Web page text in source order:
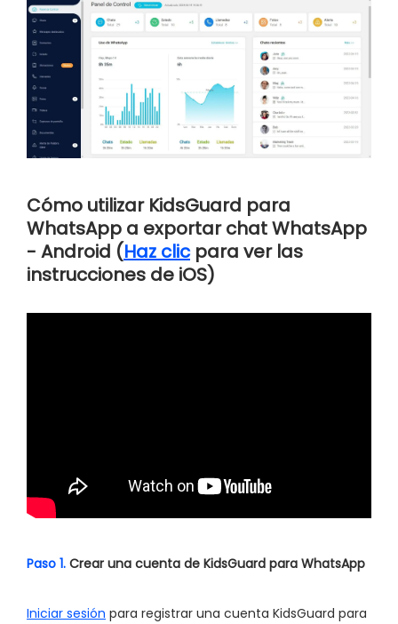
Cómo utilizar KidsGuard para
WhatsApp a exportar chat WhatsApp
- Android (Haz clicpara ver las
instrucciones de iOS)
Paso 1. Crear una cuenta de KidsGuard para WhatsApp
Iniciar sesión para registrar una cuenta KidsGuard para